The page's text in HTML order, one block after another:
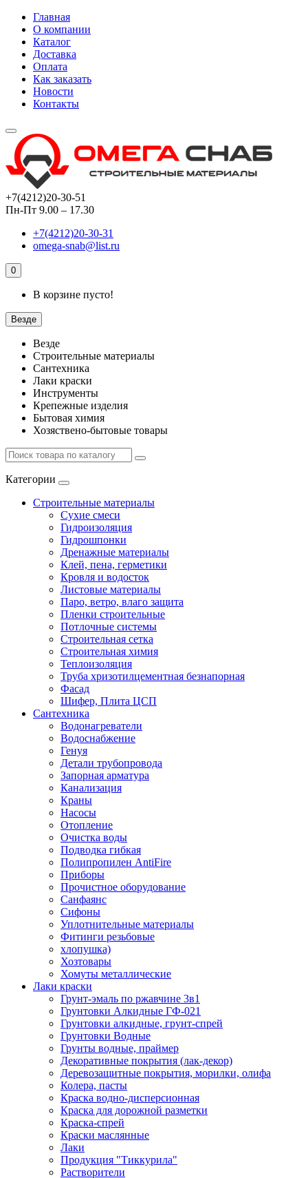
Главная
О компании
Каталог
Доставка
Оплата
Как заказать
Новости
Контакты
+7(4212)20-30-51
Пн-Пт 9.00 – 17.30
+7(4212)20-30-31
omega-snab@list.ru
0
В корзине пусто!
Везде
Везде
Строительные материалы
Сантехника
Лаки краски
Инструменты
Крепежные изделия
Бытовая химия
Хозяствено-бытовые товары
Категории
Строительные материалы
Сухие смеси
Гидроизоляция
Гидрошпонки
Дренажные материалы
Клей, пена, герметики
Кровля и водосток
Листовые материалы
Паро, ветро, влаго защита
Пленки строительные
Потлочные системы
Строительная сетка
Строительная химия
Теплоизоляция
Труба хризотилцементная безнапорная
Фасад
Шифер, Плита ЦСП
Сантехника
Водонагреватели
Водоснабжение
Генуя
Детали трубопровода
Запорная арматура
Канализация
Краны
Насосы
Отопление
Очистка воды
Подводка гибкая
Полипропилен AntiFire
Приборы
Прочистное оборудование
Санфаянс
Сифоны
Уплотнительные материалы
Фитинги резьбовые
хлопушка)
Хозтовары
Хомуты металлические
Лаки краски
Грунт-эмаль по ржавчине 3в1
Грунтовки Алкидные ГФ-021
Грунтовки алкидные, грунт-спрей
Грунтовки Водные
Грунты водные, праймер
Декоративные покрытия (лак-декор)
Деревозащитные покрытия, морилки, олифа
Колера, пасты
Краска водно-дисперсионная
Краска для дорожной разметки
Краска-спрей
Краски маслянные
Лаки
Продукция "Тиккурила"
Растворители